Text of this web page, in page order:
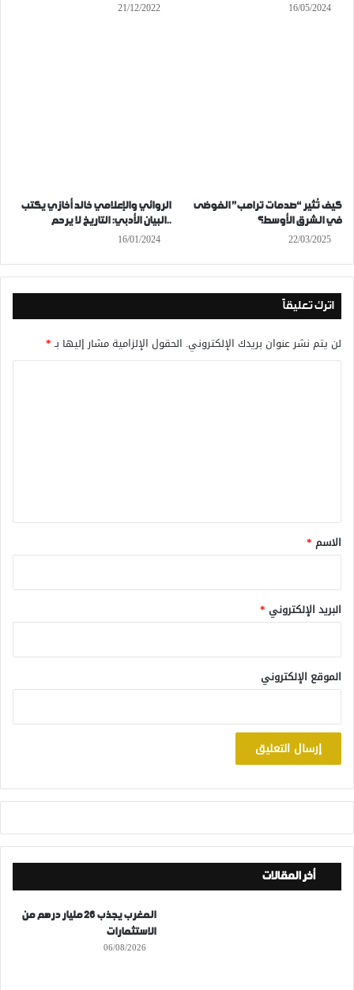
16/05/2024
21/12/2022
كيف تُثير “صدمات ترامب” الفوضى
في الشرق الأوسط؟
22/03/2025
الروائي والإعلامي خالد أخازي يكتب
..البيان الأدبي: التاريخ لا يرحم
16/01/2024
اترك تعليقاً
لن يتم نشر عنوان بريدك الإلكتروني. الحقول الإلزامية مشار إليها بـ*
*
الاسم *
البريد الإلكتروني *
الموقع الإلكتروني
أخر المقالات
المغرب يجذب 26 مليار درهم من
الاستثمارات
06/08/2026